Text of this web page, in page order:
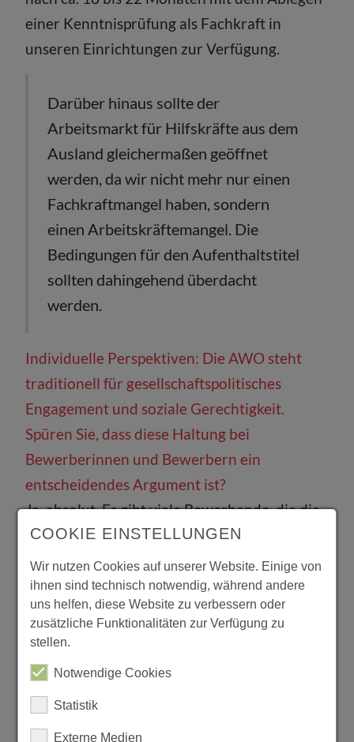
einer Kenntnisprüfung als Fachkraft in
unseren Einrichtungen zur Verfügung.
Darüber hinaus sollte der
Arbeitsmarkt für Hilfskräfte aus dem
Ausland gleichermaßen geöffnet
werden, da wir nicht mehr nur einen
Fachkraftmangel haben, sondern
einen Arbeitskräftemangel. Die
Bedingungen für den Aufenthaltstitel
sollten dahingehend überdacht
werden.
Individuelle Perspektiven: Die AWO steht
traditionell für gesellschaftspolitisches
Engagement und soziale Gerechtigkeit.
Spüren Sie, dass diese Haltung bei
Bewerberinnen und Bewerbern ein
entscheidendes Argument ist?
Ja, absolut. Es gibt viele Bewerbende, die die
Werte der AWO teilen und unser
sozialpolitisches Engagement zu schätzen
wissen. Hier ist die Chance auf eine
längerfristige Mitarbeitendenbindung an die
AWO aus unserer Sicht auch sehr groß, wenn
dieser „Culture Fit“ da ist.
Blick nach vorn: Wenn Sie in fünf Jahren
zurückblicken – woran würden Sie erkennen,
COOKIE EINSTELLUNGEN
Wir nutzen Cookies auf unserer Website. Einige von
ihnen sind technisch notwendig, während andere
uns helfen, diese Website zu verbessern oder
zusätzliche Funktionalitäten zur Verfügung zu
stellen.
Notwendige Cookies
Statistik
Externe Medien